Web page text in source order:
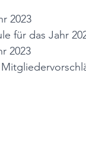
2023
für das Jahr
2023